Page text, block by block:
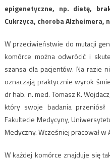
epigenetyczne, np. dietę,
Cukrzyca, choroba Alzheimera,
W przeciwieństwie do mutacji
komórce można odwrócić i
szansa dla pacjentów. Na razie
oznaczają praktycznie wyrok
dr hab. n. med. Tomasz K.
który swoje badania
Fakultecie Medycyny,
Medyczny. Wcześniej pracował w
W każdej komórce znajduje się